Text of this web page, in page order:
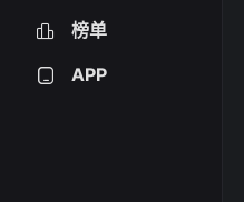
榜单
APP